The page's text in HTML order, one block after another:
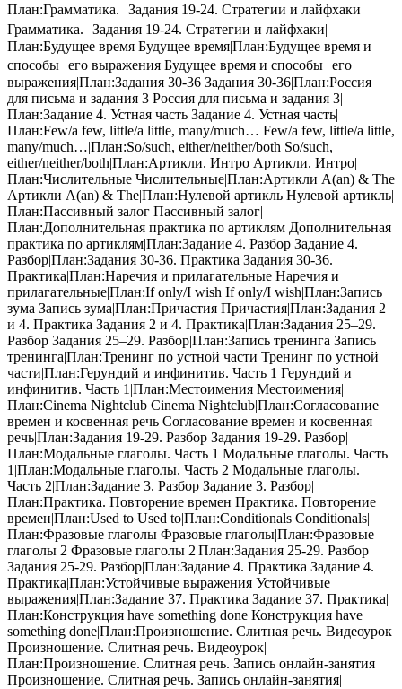
План:Грамматика. Задания 19-24. Стратегии и лайфхаки
Грамматика. Задания 19-24. Стратегии и лайфхаки|
План:Будущее время Будущее время|План:Будущее время и
способы его выражения Будущее время и способы его
выражения|План:Задания 30-36 Задания 30-36|План:Россия
для письма и задания 3 Россия для письма и задания 3|
План:Задание 4. Устная часть Задание 4. Устная часть|
План:Few/a few, little/a little, many/much… Few/a few, little/a little,
many/much…|План:So/such, either/neither/both So/such,
either/neither/both|План:Артикли. Интро Артикли. Интро|
План:Числительные Числительные|План:Артикли A(an) & The
Артикли A(an) & The|План:Нулевой артикль Нулевой артикль|
План:Пассивный залог Пассивный залог|
План:Дополнительная практика по артиклям Дополнительная
практика по артиклям|План:Задание 4. Разбор Задание 4.
Разбор|План:Задания 30-36. Практика Задания 30-36.
Практика|План:Наречия и прилагательные Наречия и
прилагательные|План:If only/I wish If only/I wish|План:Запись
зума Запись зума|План:Причастия Причастия|План:Задания 2
и 4. Практика Задания 2 и 4. Практика|План:Задания 25–29.
Разбор Задания 25–29. Разбор|План:Запись тренинга Запись
тренинга|План:Тренинг по устной части Тренинг по устной
части|План:Герундий и инфинитив. Часть 1 Герундий и
инфинитив. Часть 1|План:Местоимения Местоимения|
План:Cinema Nightclub Cinema Nightclub|План:Согласование
времен и косвенная речь Согласование времен и косвенная
речь|План:Задания 19-29. Разбор Задания 19-29. Разбор|
План:Модальные глаголы. Часть 1 Модальные глаголы. Часть
1|План:Модальные глаголы. Часть 2 Модальные глаголы.
Часть 2|План:Задание 3. Разбор Задание 3. Разбор|
План:Практика. Повторение времен Практика. Повторение
времен|План:Used to Used to|План:Conditionals Conditionals|
План:Фразовые глаголы Фразовые глаголы|План:Фразовые
глаголы 2 Фразовые глаголы 2|План:Задания 25-29. Разбор
Задания 25-29. Разбор|План:Задание 4. Практика Задание 4.
Практика|План:Устойчивые выражения Устойчивые
выражения|План:Задание 37. Практика Задание 37. Практика|
План:Конструкция have something done Конструкция have
something done|План:Произношение. Слитная речь. Видеоурок
Произношение. Слитная речь. Видеоурок|
План:Произношение. Слитная речь. Запись онлайн-занятия
Произношение. Слитная речь. Запись онлайн-занятия|